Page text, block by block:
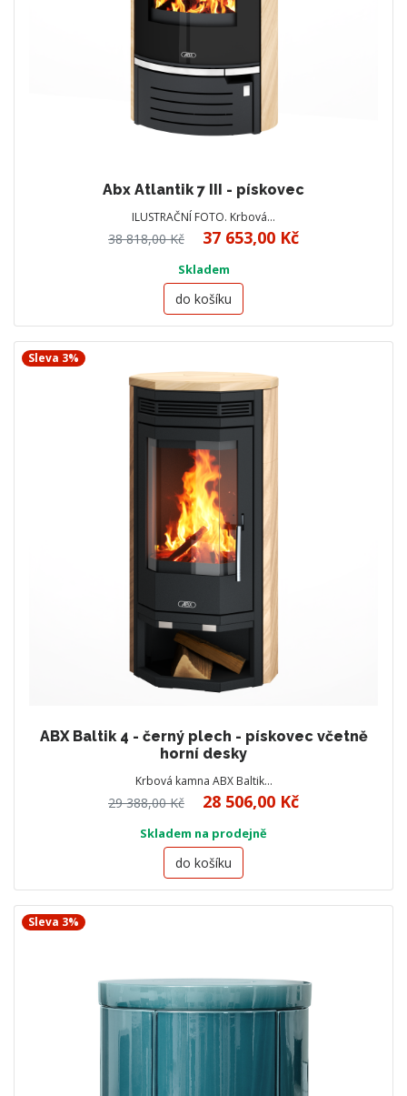
Abx Atlantik 7 III - pískovec
ILUSTRAČNÍ FOTO. Krbová…
38 818,00 Kč 37 653,00 Kč
Skladem
do košíku
Sleva 3%
ABX Baltik 4 - černý plech - pískovec včetně
horní desky
Krbová kamna ABX Baltik…
29 388,00 Kč 28 506,00 Kč
Skladem na prodejně
do košíku
Sleva 3%